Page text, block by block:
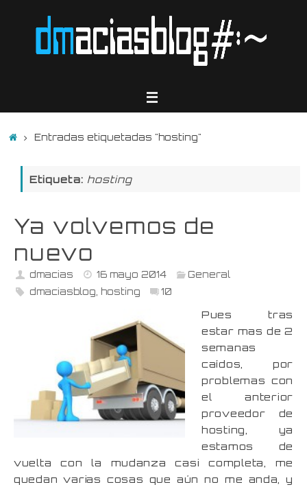
InicioEntradas etiquetadas "hosting"
Etiqueta: hosting
Ya volvemos de
nuevo
dmacias 16 mayo 2014
General
dmaciasblog
hosting 10
Pues tras
estar mas de 2
semanas
caídos, por
problemas con
el anterior
proveedor de
hosting, ya
estamos de
vuelta con la mudanza casi completa, me
quedan varias cosas que aún no me anda, y